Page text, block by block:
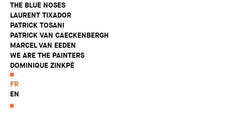
THE BLUE NOSES
LAURENT TIXADOR
PATRICK TOSANI
PATRICK VAN CAECKENBERGH
MARCEL VAN EEDEN
WE ARE THE PAINTERS
DOMINIQUE ZINKPÈ
FR
EN